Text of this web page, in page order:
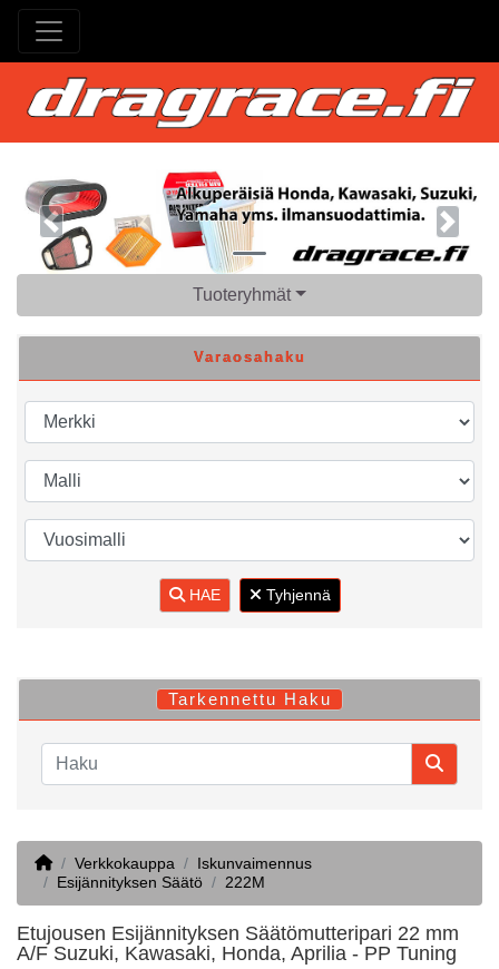
Previous Next
Tuoteryhmät
Varaosahaku
HAE Tyhjennä
Tarkennettu Haku
HomeVerkkokauppa
Iskunvaimennus
Esijännityksen Säätö
222M
Etujousen Esijännityksen Säätömutteripari 22 mm
A/F Suzuki, Kawasaki, Honda, Aprilia - PP Tuning